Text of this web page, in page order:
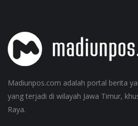
Madiunpos.com adalah portal berita
yang terjadi di wilayah Jawa Timur,
Raya.